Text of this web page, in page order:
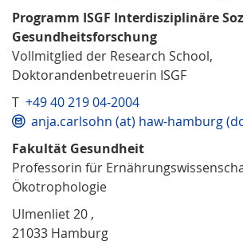
Programm ISGF Interdisziplinäre
Gesundheitsforschung
Vollmitglied der Research School,
Doktorandenbetreuerin ISGF
T +49 40 219 04-2004
anja.carlsohn (at) haw-hamburg
Fakultät Gesundheit
Professorin für
Ökotrophologie
Ulmenliet 20 ,
21033 Hamburg